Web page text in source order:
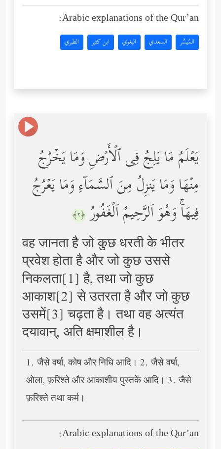
Arabic explanations of the Qur’an:
المُيسَّر السعدي البغوي ابن كثير الطبري
یَعۡلَمُ مَا یَلِجُ فِی ٱلۡأَرۡضِ وَمَا یَخۡرُجُ
مِنۡهَا وَمَا یَنزِلُ مِنَ ٱلسَّمَاۤءِ وَمَا یَعۡرُجُ
فِیهَاۚ وَهُوَ ٱلرَّحِیمُ ٱلۡغَفُورُ ﴿٢﴾
वह जानता है जो कुछ धरती के भीतर
प्रवेश होता है और जो कुछ उससे
निकलता[1] है, तथा जो कुछ
आकाश[2] से उतरता है और जो कुछ
उसमें[3] चढ़ता है। तथा वह अत्यंत
दयावान्, अति क्षमाशील है।
1. जैसे वर्षा, कोष और निधि आदि। 2. जैसे वर्षा,
ओला, फ़रिश्ते और आकाशीय पुस्तकें आदि। 3. जैसे
फ़रिश्ते तथा कर्म।
Arabic explanations of the Qur’an: